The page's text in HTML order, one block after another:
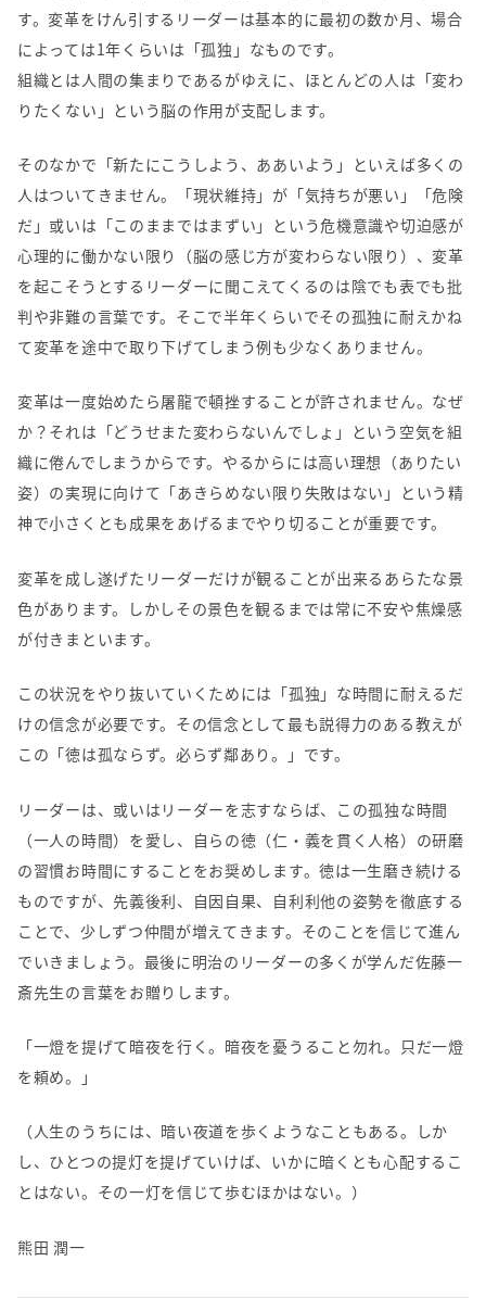
す。変革をけん引するリーダーは基本的に最初の数か月、場合
によっては1年くらいは「孤独」なものです。
組織とは人間の集まりであるがゆえに、ほとんどの人は「変わ
りたくない」という脳の作用が支配します。
そのなかで「新たにこうしよう、ああいよう」といえば多くの
人はついてきません。「現状維持」が「気持ちが悪い」「危険
だ」或いは「このままではまずい」という危機意識や切迫感が
心理的に働かない限り（脳の感じ方が変わらない限り）、変革
を起こそうとするリーダーに聞こえてくるのは陰でも表でも批
判や非難の言葉です。そこで半年くらいでその孤独に耐えかね
て変革を途中で取り下げてしまう例も少なくありません。
変革は一度始めたら屠龍で頓挫することが許されません。なぜ
か？それは「どうせまた変わらないんでしょ」という空気を組
織に倦んでしまうからです。やるからには高い理想（ありたい
姿）の実現に向けて「あきらめない限り失敗はない」という精
神で小さくとも成果をあげるまでやり切ることが重要です。
変革を成し遂げたリーダーだけが観ることが出来るあらたな景
色があります。しかしその景色を観るまでは常に不安や焦燥感
が付きまといます。
この状況をやり抜いていくためには「孤独」な時間に耐えるだ
けの信念が必要です。その信念として最も説得力のある教えが
この「徳は孤ならず。必らず鄰あり。」です。
リーダーは、或いはリーダーを志すならば、この孤独な時間
（一人の時間）を愛し、自らの徳（仁・義を貫く人格）の研磨
の習慣お時間にすることをお奨めします。徳は一生磨き続ける
ものですが、先義後利、自因自果、自利利他の姿勢を徹底する
ことで、少しずつ仲間が増えてきます。そのことを信じて進ん
でいきましょう。最後に明治のリーダーの多くが学んだ佐藤一
斎先生の言葉をお贈りします。
「一燈を提げて暗夜を行く。暗夜を憂うること勿れ。只だ一燈
を頼め。」
（人生のうちには、暗い夜道を歩くようなこともある。しか
し、ひとつの提灯を提げていけば、いかに暗くとも心配するこ
とはない。その一灯を信じて歩むほかはない。）
熊田 潤一